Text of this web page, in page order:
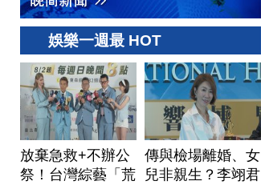
娛樂一週最 HOT
放棄急救+不辦公
祭！台灣綜藝「荒
傳與檢場離婚、女
兒非親生？李翊君